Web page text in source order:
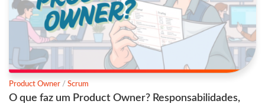
Product Owner / Scrum
O que faz um Product Owner? Responsabilidades,